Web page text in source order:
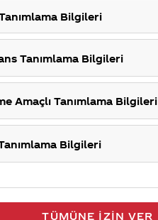
Bilgileri
Tanımlama Bilgileri
Amaçlı Tanımlama Bilgileri
Bilgileri
TÜMÜNE İZIN VER